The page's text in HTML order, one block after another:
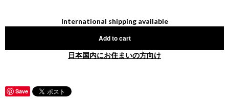
International shipping available
Add to cart
日本国内にお住まいの方向け
Save